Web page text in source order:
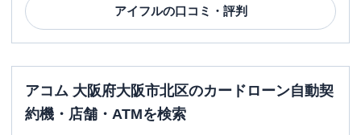
アイフルの口コミ・評判
アコム 大阪府大阪市北区のカードローン自動契
約機・店舗・ATMを検索